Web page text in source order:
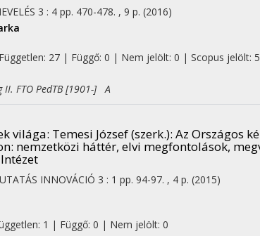
3 : 4 pp. 470-478. , 9 p. (2016)
27 | Függő: 0 | Nem jelölt: 0 | Scopus jelölt:
FTO PedTB [1901-] A
világa: Temesi József (szerk.): Az Országos
nemzetközi háttér, elvi megfontolások,
INNOVÁCIÓ 3 : 1 pp. 94-97. , 4 p. (2015)
1 | Függő: 0 | Nem jelölt: 0